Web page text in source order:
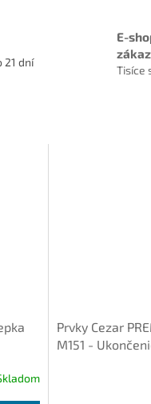
21 dní
E-
Tisíce
Prvky Cezar
M151 -